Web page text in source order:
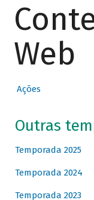
Web
Ações
Outras
Temporada 2025
Temporada 2024
Temporada 2023